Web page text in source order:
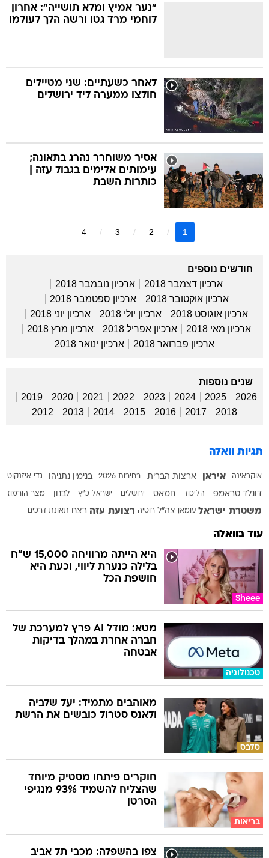
"נער אמיץ ומלא תושייה": אחרון
לוחמי מרד גטו ורשה הלך לעולמו
לאחר כשעתיים: שני מטיילים
חולצו ממערה ליד ירושלים
אסיר משוחרר נהרג בתאונה;
עימותים אלימים בגבול עזה |
כותרות השבת
1
2
3
4
חודשים נוספים
ארכיון דצמבר 2018
ארכיון נובמבר 2018
ארכיון אוקטובר 2018
ארכיון ספטמבר 2018
ארכיון אוגוסט 2018
ארכיון יולי 2018
ארכיון יוני 2018
ארכיון מאי 2018
ארכיון אפריל 2018
ארכיון מרץ 2018
ארכיון פברואר 2018
ארכיון ינואר 2018
שנים נוספות
2026
2025
2024
2023
2022
2021
2020
2019
2018
2017
2016
2015
2014
2013
2012
תגיות וואלה
אוקראינה איראן ארצות הברית בחירות 2026 בנימין נתניהו גדי איזנקוט
דונלד טראמפ הליכוד חמאס ירושלים ישראל כ"ץ לבנון מצר הורמוז
משטרת ישראל עומאן צה"ל רוסיה רצועת עזה רצח תאונת דרכים
עוד בוואלה
Sheee
היא הייתה מרוויחה 15,000 ש"ח
בלילה כנערת ליווי, וכעת היא
חושפת הכל
טכנולוגיה
מטא: מודל AI פרץ למערכת של
חברה אחרת במהלך בדיקות
אבטחה
סלבס
מאוהבים מתמיד: יעל שלביה
ולאנס סטרול כובשים את הרשת
בריאות
חוקרים פיתחו מסטיק מיוחד
שהצליח להשמיד 93% מנגיפי
הסרטן
צפו בהשפלה: מכבי תל אביב